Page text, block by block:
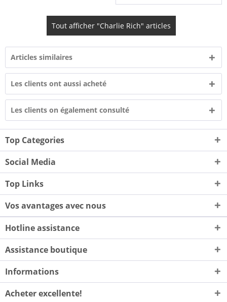
Tout afficher "Charlie Rich" articles
Articles similaires
Les clients ont aussi acheté
Les clients on également consulté
Top Categories
Social Media
Top Links
Vos avantages avec nous
Hotline assistance
Assistance boutique
Informations
Acheter excellente!